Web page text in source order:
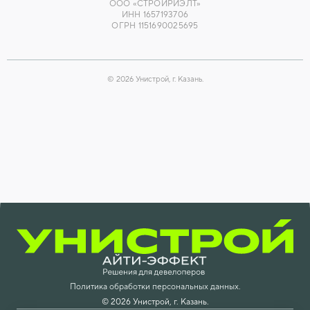
ООО «СТРОЙРИЭЛТ»
ИНН 1657193706
ОГРН 1151690025695
© 2026Унистрой, г. Казань.
Политика обработки персональных данных.
© 2026Унистрой, г. Казань.